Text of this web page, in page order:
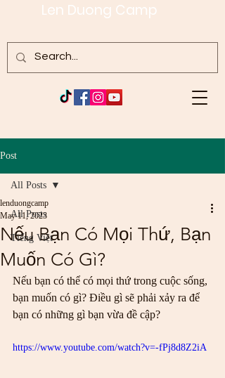
Len Duong Camp
Post
All Posts
Tiếng Việt
All Posts
Nếu Bạn Có Mọi Thứ, Bạn
Muốn Có Gì?
lenduongcamp
May 11, 2023
Nếu bạn có thể có mọi thứ trong cuộc sống,
bạn muốn có gì? Điều gì sẽ phải xảy ra để
bạn có những gì bạn vừa đề cập?
https://www.youtube.com/watch?v=-fPj8d8Z2iA